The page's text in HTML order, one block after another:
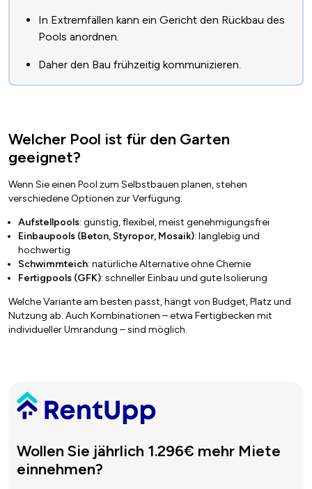
In Extremfällen kann ein Gericht den Rückbau des
Pools anordnen.
Daher den Bau frühzeitig kommunizieren.
Welcher Pool ist für den Garten
geeignet?
Wenn Sie einen Pool zum Selbstbauen planen, stehen
verschiedene Optionen zur Verfügung:
Aufstellpools: günstig, flexibel, meist genehmigungsfrei
Einbaupools (Beton, Styropor, Mosaik): langlebig und
hochwertig
Schwimmteich: natürliche Alternative ohne Chemie
Fertigpools (GFK): schneller Einbau und gute Isolierung
Welche Variante am besten passt, hängt von Budget, Platz und
Nutzung ab. Auch Kombinationen – etwa Fertigbecken mit
individueller Umrandung – sind möglich.
Wollen Sie jährlich 1.296€ mehr Miete
einnehmen?